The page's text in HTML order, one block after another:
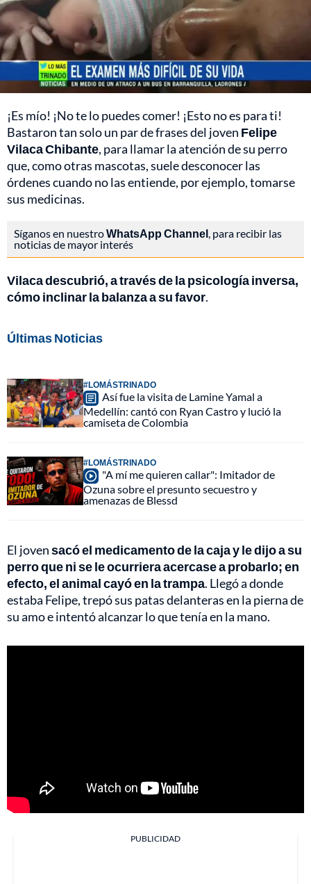
¡Es mío! ¡No te lo puedes comer! ¡Esto no es para ti!
Bastaron tan solo un par de frases del joven Felipe
Vilaca Chibante, para llamar la atención de su perro
que, como otras mascotas, suele desconocer las
órdenes cuando no las entiende, por ejemplo, tomarse
sus medicinas.
Síganos en nuestroWhatsApp Channel, para recibir las
noticias de mayor interés
Vilaca descubrió, a través de la psicología inversa,
cómo inclinar la balanza a su favor.
Últimas Noticias
#LOMÁSTRINADO
Así fue la visita de Lamine Yamal a
Medellín: cantó con Ryan Castro y lució la
camiseta de Colombia
#LOMÁSTRINADO
"A mí me quieren callar": Imitador de
Ozuna sobre el presunto secuestro y
amenazas de Blessd
El jovensacó el medicamento de la caja y le dijo a su
perro que ni se le ocurriera acercase a probarlo; en
efecto, el animal cayó en la trampa. Llegó a donde
estaba Felipe, trepó sus patas delanteras en la pierna de
su amo e intentó alcanzar lo que tenía en la mano.
PUBLICIDAD